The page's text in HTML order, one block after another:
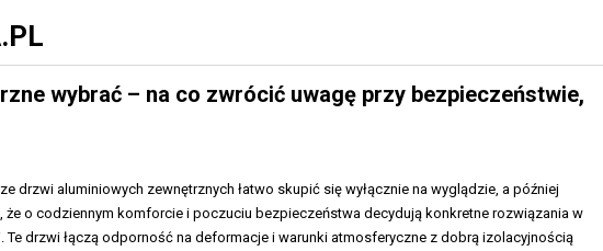
wybrać – na co zwrócić uwagę przy bezpieczeństwie,
drzwi aluminiowych zewnętrznych łatwo skupić się wyłącznie na wyglądzie, a później
że o codziennym komforcie i poczuciu bezpieczeństwa decydują konkretne rozwiązania w
Te drzwi łączą odporność na deformacje i warunki atmosferyczne z dobrą izolacyjnością